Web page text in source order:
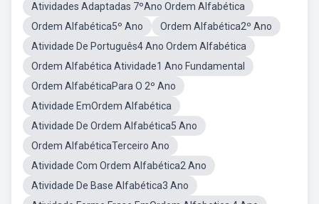
Atividades Adaptadas 7ºAno Ordem Alfabética
Ordem Alfabética5º Ano
Ordem Alfabética2º Ano
Atividade De Português4 Ano Ordem Alfabética
Ordem Alfabética Atividade1 Ano Fundamental
Ordem AlfabéticaPara O 2º Ano
Atividade EmOrdem Alfabética
Atividade De Ordem Alfabética5 Ano
Ordem AlfabéticaTerceiro Ano
Atividade Com Ordem Alfabética2 Ano
Atividade De Base Alfabética3 Ano